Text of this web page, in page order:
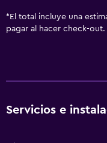
* El total incluye una
pagar al hacer check-out.
Servicios e